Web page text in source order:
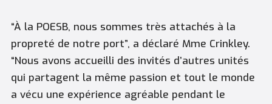
“À la POESB, nous sommes très attachés à la
propreté de notre port”, a déclaré Mme Crinkley.
“Nous avons accueilli des invités d’autres unités
qui partagent la même passion et tout le monde
a vécu une expérience agréable pendant le